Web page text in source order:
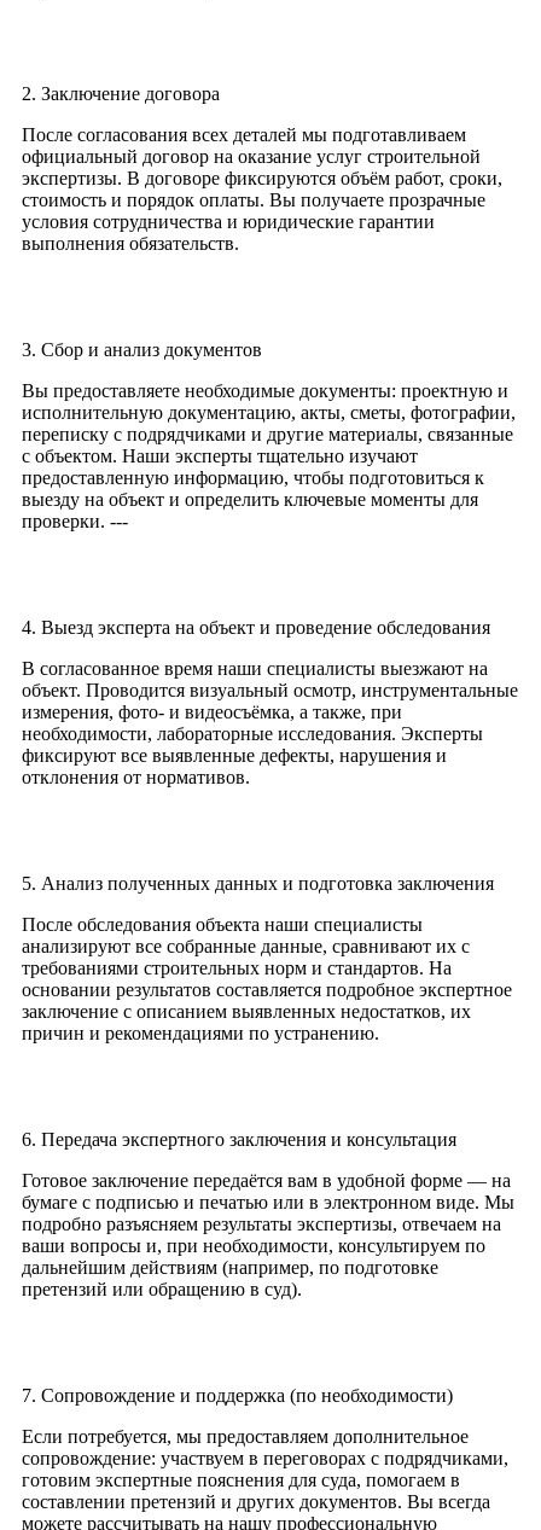
2. Заключение договора
После согласования всех деталей мы подготавливаем
официальный договор на оказание услуг строительной
экспертизы. В договоре фиксируются объём работ, сроки,
стоимость и порядок оплаты. Вы получаете прозрачные
условия сотрудничества и юридические гарантии
выполнения обязательств.
3. Сбор и анализ документов
Вы предоставляете необходимые документы: проектную и
исполнительную документацию, акты, сметы, фотографии,
переписку с подрядчиками и другие материалы, связанные
с объектом. Наши эксперты тщательно изучают
предоставленную информацию, чтобы подготовиться к
выезду на объект и определить ключевые моменты для
проверки. ---
4. Выезд эксперта на объект и проведение обследования
В согласованное время наши специалисты выезжают на
объект. Проводится визуальный осмотр, инструментальные
измерения, фото- и видеосъёмка, а также, при
необходимости, лабораторные исследования. Эксперты
фиксируют все выявленные дефекты, нарушения и
отклонения от нормативов.
5. Анализ полученных данных и подготовка заключения
После обследования объекта наши специалисты
анализируют все собранные данные, сравнивают их с
требованиями строительных норм и стандартов. На
основании результатов составляется подробное экспертное
заключение с описанием выявленных недостатков, их
причин и рекомендациями по устранению.
6. Передача экспертного заключения и консультация
Готовое заключение передаётся вам в удобной форме — на
бумаге с подписью и печатью или в электронном виде. Мы
подробно разъясняем результаты экспертизы, отвечаем на
ваши вопросы и, при необходимости, консультируем по
дальнейшим действиям (например, по подготовке
претензий или обращению в суд).
7. Сопровождение и поддержка (по необходимости)
Если потребуется, мы предоставляем дополнительное
сопровождение: участвуем в переговорах с подрядчиками,
готовим экспертные пояснения для суда, помогаем в
составлении претензий и других документов. Вы всегда
можете рассчитывать на нашу профессиональную